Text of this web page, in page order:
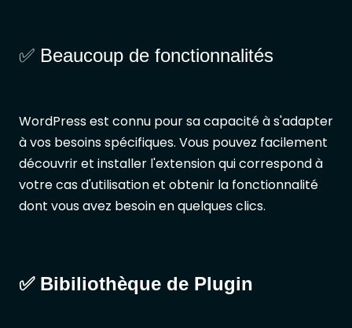
✅ Beaucoup de fonctionnalités
WordPress est connu pour sa capacité à s'adapter
à vos besoins spécifiques. Vous pouvez facilement
découvrir et installer l'extension qui correspond à
votre cas d'utilisation et obtenir la fonctionnalité
dont vous avez besoin en quelques clics.
✅ Bibiliothèque de Plugin